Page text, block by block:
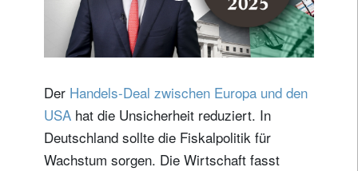
Der Handels-Deal zwischen Europa und den
USA hat die Unsicherheit reduziert. In
Deutschland sollte die Fiskalpolitik für
Wachstum sorgen. Die Wirtschaft fasst